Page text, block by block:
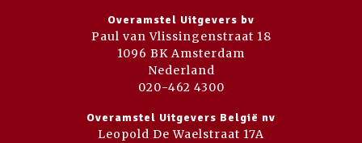
Overamstel Uitgevers bv
Paul van Vlissingenstraat 18
1096 BK Amsterdam
Nederland
020-462 4300
Overamstel Uitgevers België nv
Leopold De Waelstraat 17A